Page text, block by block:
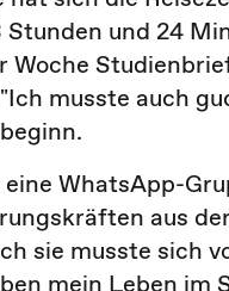
und 24
musste auch
WhatsApp-
aus
sie musste sich